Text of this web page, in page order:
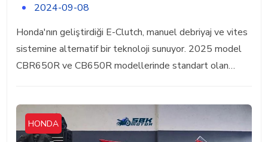
2024-09-08
Honda'nın geliştirdiği E-Clutch, manuel debriyaj ve vites
sistemine alternatif bir teknoloji sunuyor. 2025 model
CBR650R ve CB650R modellerinde standart olan…
HONDA